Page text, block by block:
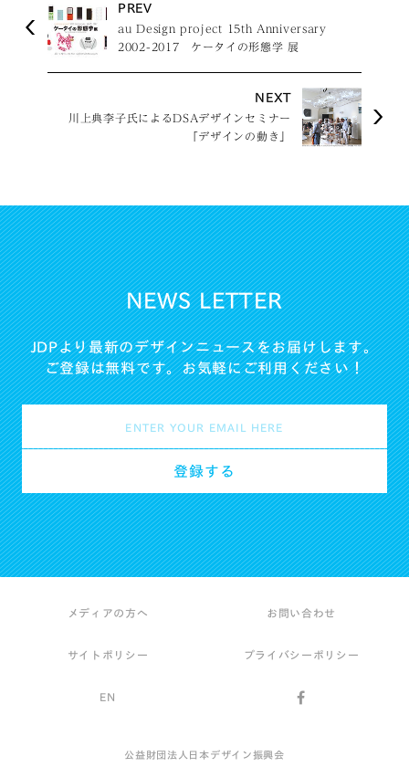
PREV
au Design project 15th Anniversary
2002-2017 ケータイの形態学 展
NEXT
川上典李子氏によるDSAデザインセミナー
「デザインの動き」
NEWS LETTER
JDPより最新のデザインニュースをお届けします。
ご登録は無料です。お気軽にご利用ください！
メディアの方へ お問い合わせ
サイトポリシー プライバシーポリシー
EN
公益財団法人日本デザイン振興会